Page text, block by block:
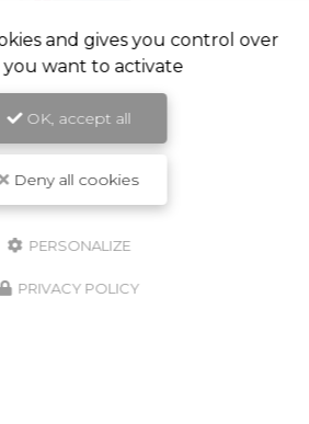
and gives you control over
want to activate
OK, accept all
Deny all cookies
PERSONALIZE
PRIVACY POLICY